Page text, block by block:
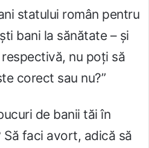
statului român pentru
bani la sănătate – și
nu poți să
corect sau nu?”
de banii tăi în
faci avort, adică să